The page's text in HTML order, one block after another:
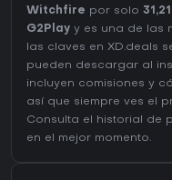
Witchfire por solo
G2Play y es una de las
las claves en XD.deals
pueden descargar al
incluyen comisiones y
así que siempre ves el
Consulta el
historial de
en el mejor momento.